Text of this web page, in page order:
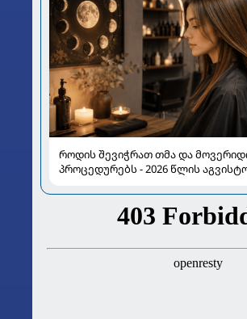
როდის შევიჭრათ თმა და
პროცედურებს - 2026 წლის